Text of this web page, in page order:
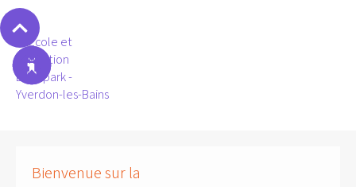
Bienvenue sur la